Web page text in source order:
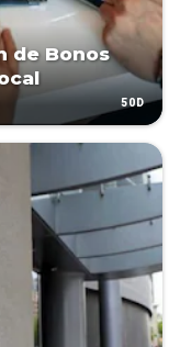
de Bonos
50D